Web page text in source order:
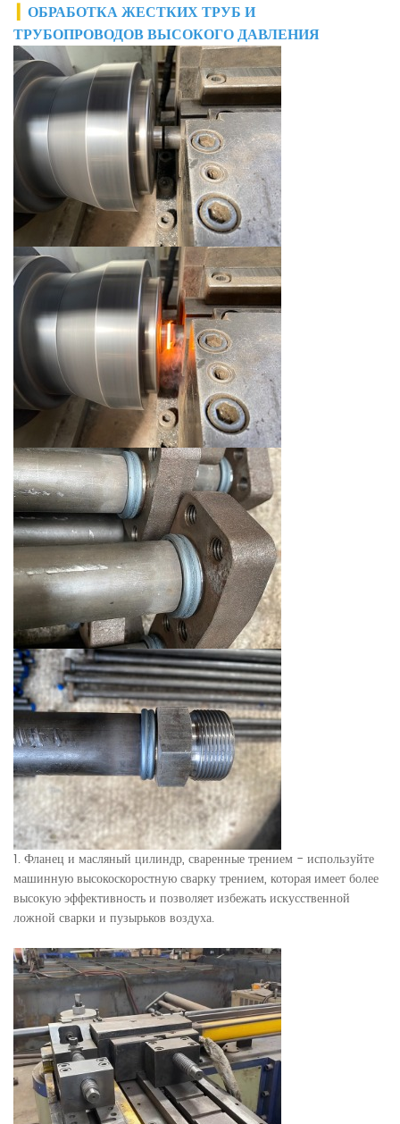
ОБРАБОТКА ЖЕСТКИХ ТРУБ И
ТРУБОПРОВОДОВ ВЫСОКОГО ДАВЛЕНИЯ
1. Фланец и масляный цилиндр, сваренные трением - используйте
машинную высокоскоростную сварку трением, которая имеет более
высокую эффективность и позволяет избежать искусственной
ложной сварки и пузырьков воздуха.